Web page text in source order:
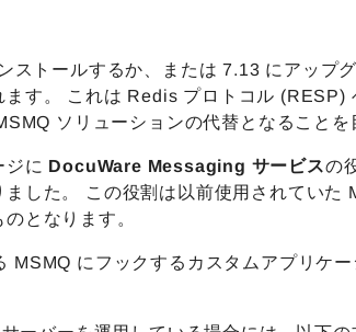
ストールするか、または 7.13 にアップ
ます。 これは Redis プロトコル
ソリューションの代替となることを
ジに DocuWare Messaging サービスの
ました。 この役割は以前使用されてい
となります。
MSMQ にフックするカスタムアプリケ